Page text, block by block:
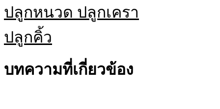
ปลูกหนวด ปลูกเครา
ปลูกคิ้ว
บทความที่เกี่ยวข้อง